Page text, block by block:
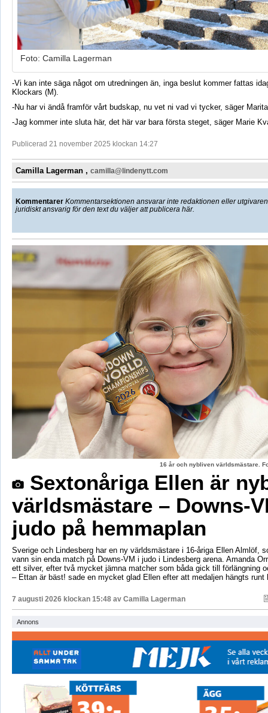
Foto: Camilla Lagerman
-Vi kan inte säga något om utredningen än, inga beslut kommer fattas
Klockars (M).
-Nu har vi ändå framför vårt budskap, nu vet ni vad vi tycker, säger
-Jag kommer inte sluta här, det här var bara första steget, säger Marie
Publicerad 21 november 2025 klockan 14:27
Camilla Lagerman , camilla@lindenytt.com
Kommentarer Kommentarsektionen ansvarar inte redaktionen eller
juridiskt ansvarig för den text du väljer att publicera här.
16 år och nybliven världsmästare.
Sextonåriga Ellen är
världsmästare – Downs-
judo på hemmaplan
Sverige och Lindesberg har en ny världsmästare i 16-åriga Ellen Almlöf,
vann sin enda match på Downs-VM i judo i Lindesberg arena. Amanda
ett silver, efter två mycket jämna matcher som båda gick till förlängning
– Ettan är bäst! sade en mycket glad Ellen efter att medaljen hängts runt
7 augusti 2026 klockan 15:48 av Camilla Lagerman
Annons